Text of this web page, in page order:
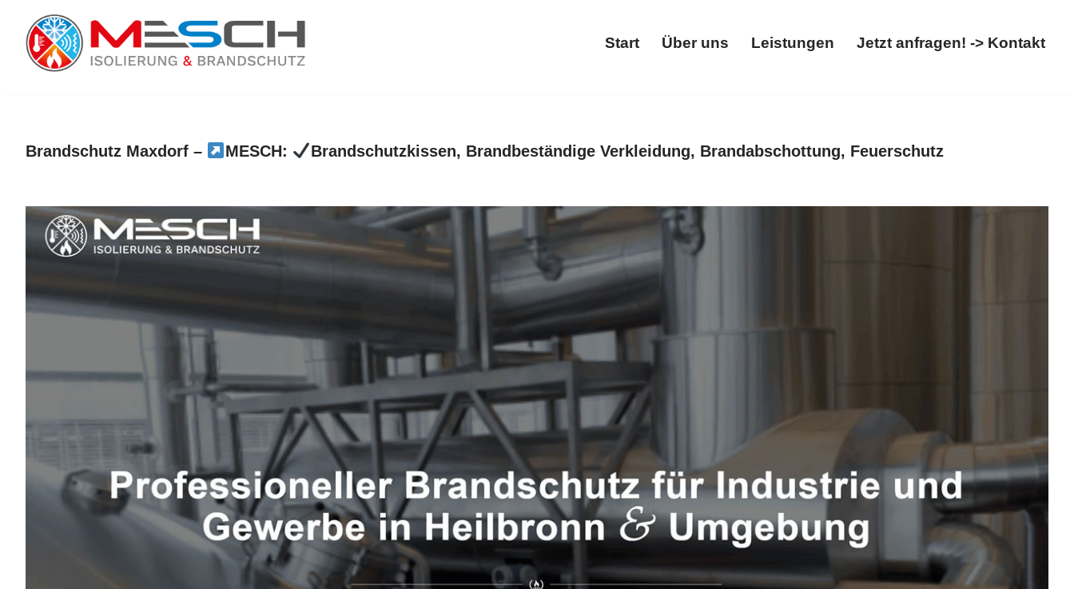
Zum
Inhalt
Start Über uns Leistungen Jetzt anfragen! -> Kontakt
Brandschutz Maxdorf – MESCH: Brandschutzkissen, Brandbeständige Verkleidung, Brandabschottung, Feuerschutz